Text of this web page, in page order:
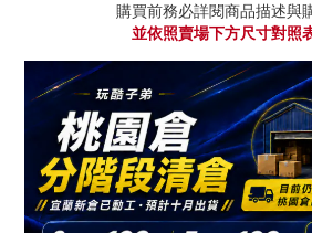
購買前務必詳閱商品描述與
並依照賣場下方尺寸對照